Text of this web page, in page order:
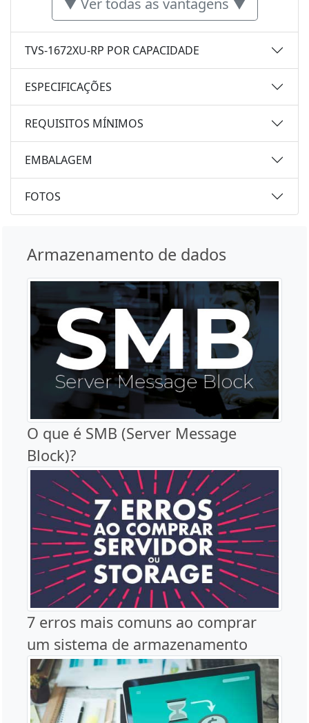
▼ Ver todas as vantagens ▼
TVS-1672XU-RP POR CAPACIDADE
ESPECIFICAÇÕES
REQUISITOS MÍNIMOS
EMBALAGEM
FOTOS
Armazenamento de dados
O que é SMB (Server Message
Block)?
7 erros mais comuns ao comprar
um sistema de armazenamento